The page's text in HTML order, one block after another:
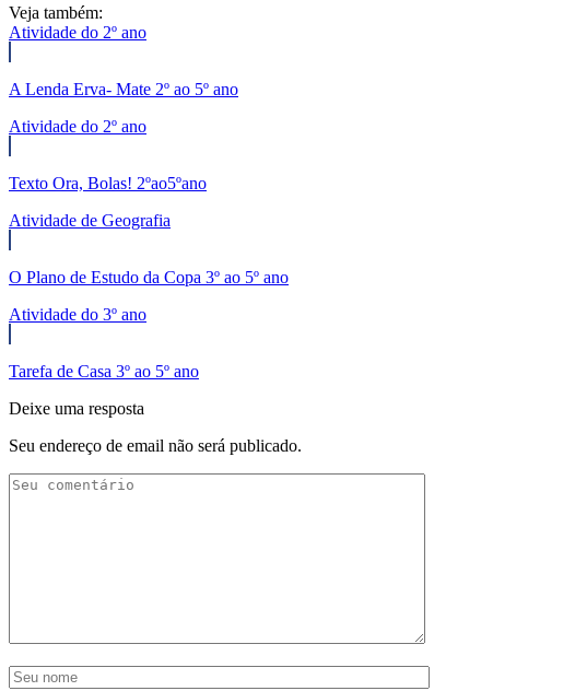
Veja também:
Atividade do 2º ano
A Lenda Erva- Mate 2º ao 5º ano
Atividade do 2º ano
Texto Ora, Bolas! 2ºao5ºano
Atividade de Geografia
O Plano de Estudo da Copa 3º ao 5º ano
Atividade do 3º ano
Tarefa de Casa 3º ao 5º ano
Deixe uma resposta
Seu endereço de email não será publicado.